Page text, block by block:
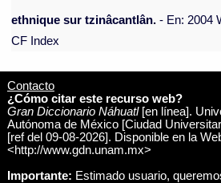
ethnique sur tzinâcantlân. - En: 2004
CF Index
Contacto
¿Cómo citar este recurso web?
Gran Diccionario Náhuatl[en línea].
Autónoma de México [Ciudad
[ref del 09-08-2026]. Disponible en la
<http://www.gdn.unam.mx>
Importante: Estimado usuario,